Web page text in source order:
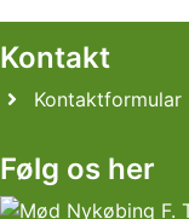
Kontakt
Kontaktformular
Følg os her